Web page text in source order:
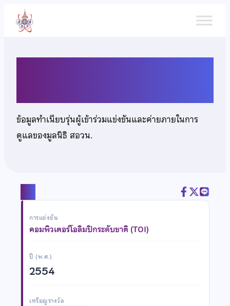
เนื้อหา
ข้อมูลทำเนียบรุ่นผู้เข้าร่วมแข่งขันและค่ายภายในการ
ดูแลของมูลนิธิ สอวน.
การแข่งขัน
คอมพิวเตอร์โอลิมปิกระดับชาติ (TOI)
ปี (พ.ศ.)
2554
เหรียญรางวัล